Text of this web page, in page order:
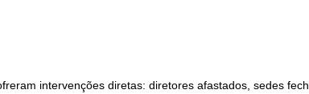
intervenções diretas: diretores afastados, sedes